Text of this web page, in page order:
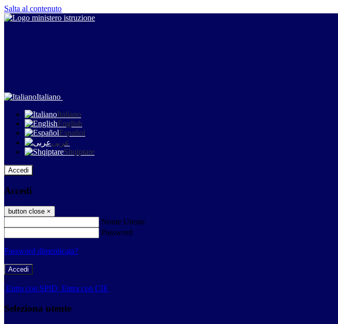
Salta al contenuto
Italiano
Italiano
English
Español
عربى
Shqiptare
Accedi
Accedi
button close ×
Nome Utente
Password
Password dimenticata?
-
Entra con SPID Entra con CIE
Seleziona utente